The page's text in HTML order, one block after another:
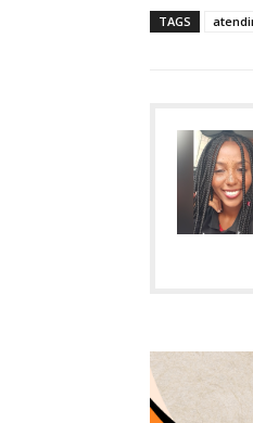
TAGS